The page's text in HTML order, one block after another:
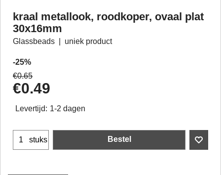
kraal metallook, roodkoper, ovaal plat
30x16mm
Glassbeads uniek product
-25%
€0.65
€0.49
Levertijd: 1-2 dagen
stuks Bestel